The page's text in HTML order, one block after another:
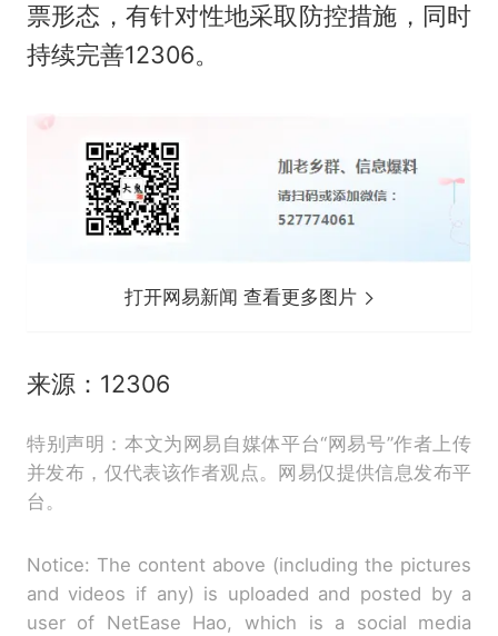
票形态，有针对性地采取防控措施，同时
持续完善12306。
打开网易新闻 查看更多图片
来源：12306
特别声明：本文为网易自媒体平台“网易号”作者上传
并发布，仅代表该作者观点。网易仅提供信息发布平
台。
Notice: The content above (including the pictures
and videos if any) is uploaded and posted by a
user of NetEase Hao, which is a social media